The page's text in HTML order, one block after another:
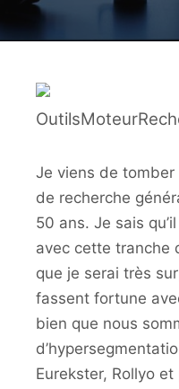
Je viens de tomber
de recherche
50 ans. Je sais
avec cette tranche
que je serai très
fassent fortune
bien que nous
Eurekster, Rollyo